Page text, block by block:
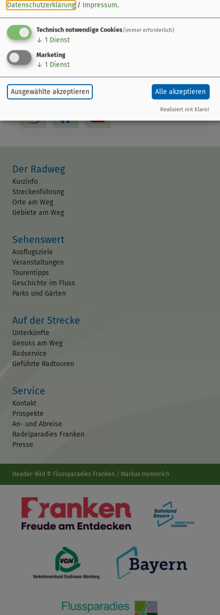
Leaflet| © OpenStreetMap-Mitwirkende
BAMBERG Tourismus & Kongress Service
Geyerswörthstraße 5
96047 Bamberg
0951 2976-200
Der Radweg
Kurzinfo
Streckenführung
Orte am Weg
Gebiete am Weg
Sehenswert
Ausflugsziele
Veranstaltungen
Tourentipps
Geschichte im Fluss
Parks und Gärten
Auf der Strecke
Unterkünfte
Genuss am Weg
Radservice
Geführte Radtouren
Service
Kontakt
Prospekte
An- und Abreise
Radelparadies Franken
Presse
Header-Bild © Flussparadies Franken / Markus Hammrich
Datenschutzerklärung / Impressum.
Technisch notwendige Cookies(immer erforderlich)
↓ 1 Dienst
Marketing
↓ 1 Dienst
Ausgewählte akzeptieren Alle akzeptieren
Realisiert mit Klaro!